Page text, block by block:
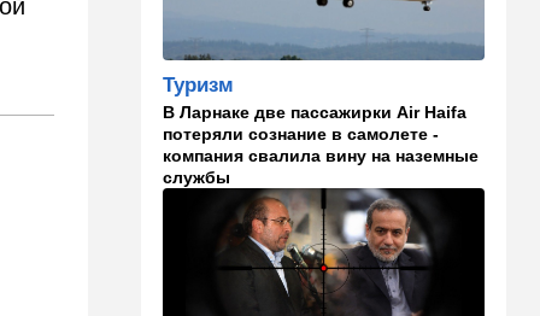
Где самые дешевые
продукты онлайн
09:57 Технологии
Важнейший совет
экспертов: это может спасти
вас и вашу семью от
стремительно
распространяющейся
угрозы
Мнения
Найдено некоторое решение
Туризм
В Ларнаке две пассажирки Air Haifa
потеряли сознание в самолете -
компания свалила вину на наземные
службы